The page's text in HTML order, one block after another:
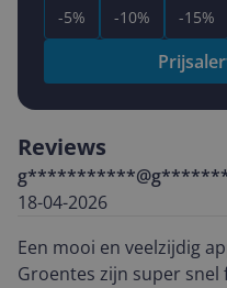
-5% -10% -15%
Reviews
18-04-2026
Een mooi en veelzijdig
Groentes zijn super